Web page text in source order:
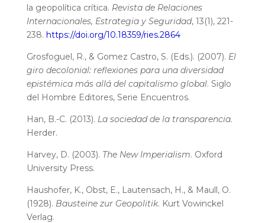
la geopolítica crítica. Revista de Relaciones
Internacionales, Estrategia y Seguridad, 13(1), 221-
238. https://doi.org/10.18359/ries.2864
Grosfoguel, R., & Gomez Castro, S. (Eds.). (2007). El
giro decolonial: reflexiones para una diversidad
epistémica más allá del capitalismo global. Siglo
del Hombre Editores, Serie Encuentros.
Han, B.-C. (2013). La sociedad de la transparencia.
Herder.
Harvey, D. (2003). The New Imperialism. Oxford
University Press.
Haushofer, K., Obst, E., Lautensach, H., & Maull, O.
(1928). Bausteine zur Geopolitik. Kurt Vowinckel
Verlag.